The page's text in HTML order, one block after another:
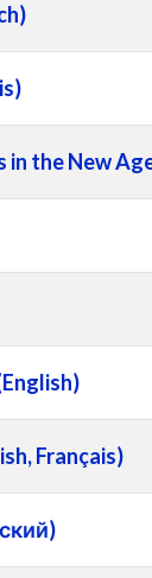
in the New
Français)